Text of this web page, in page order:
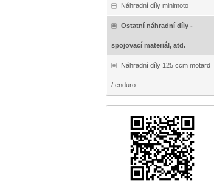
Náhradní díly minimoto
Ostatní náhradní díly -
spojovací materiál, atd.
Náhradní díly 125 ccm motard
/ enduro